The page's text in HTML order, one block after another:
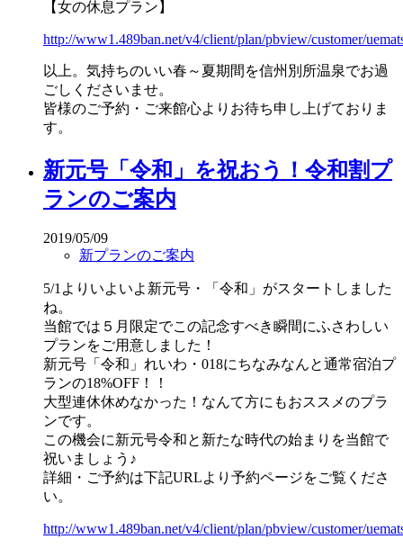
【女の休息プラン】
http://www1.489ban.net/v4/client/plan/pbview/customer/
以上。気持ちのいい春～夏期間を信州別所温泉でお過
ごしくださいませ。
皆様のご予約・ご来館心よりお待ち申し上げておりま
す。
新元号「令和」を祝おう！令和割プ
ランのご案内
2019/05/09
新プランのご案内
5/1よりいよいよ新元号・「令和」がスタートしました
ね。
当館では５月限定でこの記念すべき瞬間にふさわしい
プランをご用意しました！
新元号「令和」れいわ・018にちなみなんと通常宿泊プ
ランの18%OFF！！
大型連休休めなかった！なんて方にもおススメのプラ
ンです。
この機会に新元号令和と新たな時代の始まりを当館で
祝いましょう♪
詳細・ご予約は下記URLより予約ページをご覧くださ
い。
http://www1.489ban.net/v4/client/plan/pbview/customer/